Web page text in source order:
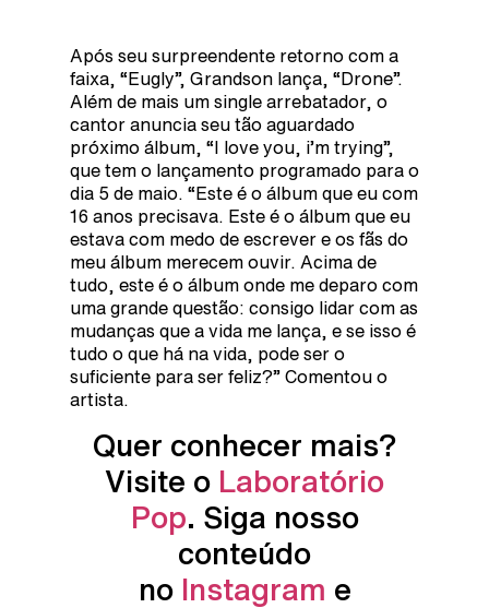
Após seu surpreendente retorno com a
faixa, “Eugly”, Grandson lança, “Drone”.
Além de mais um single arrebatador, o
cantor anuncia seu tão aguardado
próximo álbum, “I love you, i’m trying”,
que tem o lançamento programado para o
dia 5 de maio. “Este é o álbum que eu com
16 anos precisava. Este é o álbum que eu
estava com medo de escrever e os fãs do
meu álbum merecem ouvir. Acima de
tudo, este é o álbum onde me deparo com
uma grande questão: consigo lidar com as
mudanças que a vida me lança, e se isso é
tudo o que há na vida, pode ser o
suficiente para ser feliz?” Comentou o
artista.
Quer conhecer mais?
Visite o Laboratório
Pop. Siga nosso
conteúdo
no Instagram e